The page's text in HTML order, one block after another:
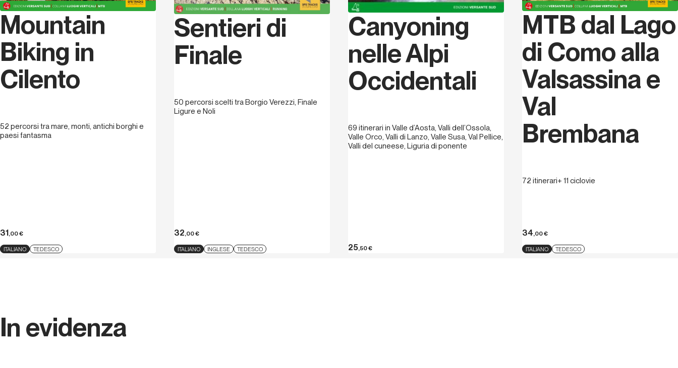
esperienza come biker iniziata a fine anni 90 e sfociata anche
nell’attività agonistica, come testimonia la vittoria nella categoria
Front nel Circuito Superenduro Pro 2012. È autore di un apprezzato
manuale sull’uso e la manutenzione della mountain bike:
Bike - Tecniche, manovre e materiali per la pratica della MTB,
Versante Sud, 2013.
Mountain
Biking in
Cilento
52 percorsi tra mare, monti, antichi borghi e
paesi fantasma
31,00€
ITALIANO TEDESCO
Sentieri di
Finale
50 percorsi scelti tra Borgio Verezzi, Finale
Ligure e Noli
32,00€
ITALIANO INGLESE TEDESCO
Canyoning
nelle Alpi
Occidentali
69 itinerari in Valle d’Aosta, Valli dell’Ossola,
Valle Orco, Valli di Lanzo, Valle Susa, Val Pellice,
Valli del cuneese, Liguria di ponente
25,50€
MTB dal Lago
di Como alla
Valsassina e
Val
Brembana
72 itinerari+ 11 ciclovie
34,00€
ITALIANO TEDESCO
In evidenza